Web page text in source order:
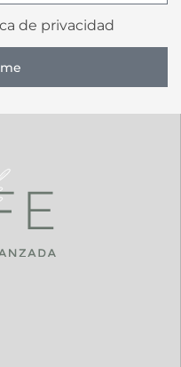
de privacidad